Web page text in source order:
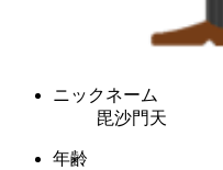
ニックネーム
毘沙門天
年齢